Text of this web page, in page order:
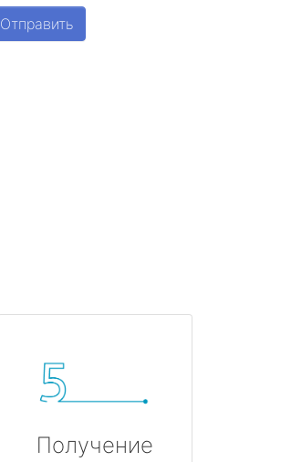
Отправить
Получение